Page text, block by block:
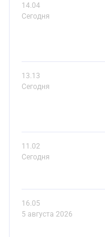
14.04
Сегодня
13.13
Сегодня
11.02
Сегодня
16.05
5 августа 2026